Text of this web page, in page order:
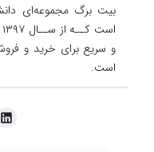
بیت برگ مجموعه‌ای
است کــه از ســال ۱۳۹۷ بــا هــدف فراهم آوردن
و سریع برای خرید و
است.